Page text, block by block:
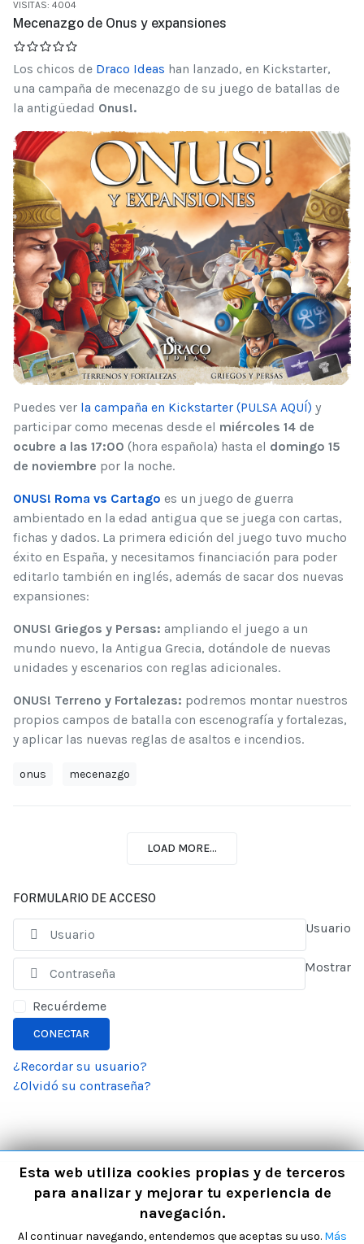
VISITAS: 4004
Mecenazgo de Onus y expansiones
Los chicos de Draco Ideas han lanzado, en Kickstarter,
una campaña de mecenazgo de su juego de batallas de
la antigüedad Onus!.
Puedes ver la campaña en Kickstarter (PULSA AQUÍ) y
participar como mecenas desde el miércoles 14 de
ocubre a las 17:00 (hora española) hasta el domingo 15
de noviembre por la noche.
ONUS! Roma vs Cartago es un juego de guerra
ambientado en la edad antigua que se juega con cartas,
fichas y dados. La primera edición del juego tuvo mucho
éxito en España, y necesitamos financiación para poder
editarlo también en inglés, además de sacar dos nuevas
expansiones:
ONUS! Griegos y Persas: ampliando el juego a un
mundo nuevo, la Antigua Grecia, dotándole de nuevas
unidades y escenarios con reglas adicionales.
ONUS! Terreno y Fortalezas: podremos montar nuestros
propios campos de batalla con escenografía y fortalezas,
y aplicar las nuevas reglas de asaltos e incendios.
onus mecenazgo
LOAD MORE...
FORMULARIO DE ACCESO
Usuario
Mostrar
Recuérdeme
CONECTAR
¿Recordar su usuario?
¿Olvidó su contraseña?
Esta web utiliza cookies propias y de terceros
para analizar y mejorar tu experiencia de
navegación.
Al continuar navegando, entendemos que aceptas su uso. Más